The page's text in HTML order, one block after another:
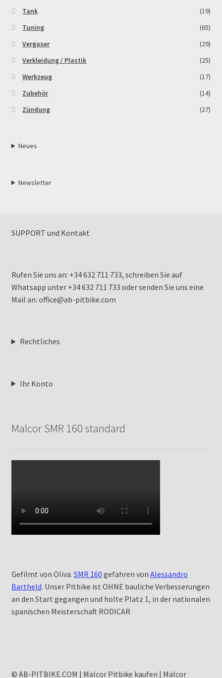
Tank
(19)
Tuning
(65)
Vergaser
(29)
Verkleidung / Plastik
(25)
Werkzeug
(17)
Zubehör
(14)
Zündung
(27)
Neues
Newsletter
SUPPORT und Kontakt
Rufen Sie uns an: +34 632 711 733, schreiben Sie auf
Whatsapp unter +34 632 711 733 oder senden Sie uns eine
Mail an: office@ab-pitbike.com
Rechtliches
Ihr Konto
Malcor SMR 160 standard
Gefilmt von Oliva. SMR 160 gefahren von Alessandro
Bartheld. Unser Pitbike ist OHNE bauliche Verbesserungen
an den Start gegangen und holte Platz 1, in der nationalen
spanischen Meisterschaft RODICAR
© AB-PITBIKE.COM | Malcor Pitbike kaufen | Malcor